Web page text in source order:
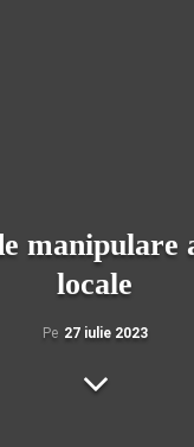
manipulare
locale
Pe 27 iulie 2023